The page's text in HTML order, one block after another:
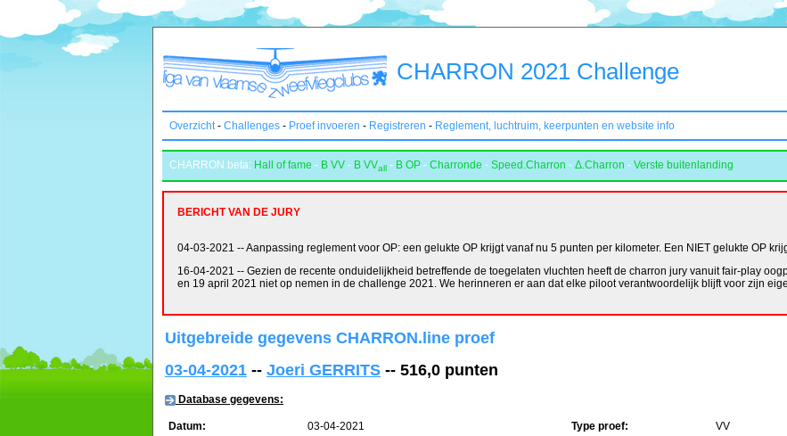
CHARRON 2021 Challenge
Overzicht- Challenges - Proef invoeren - Registreren - Reglement, luchtruim, keerpunten en website info
CHARRON.beta: Hall of fame - B VV - B VVall - B OP - Charronde - Speed.Charron - Δ.Charron - Verste buitenlanding
BERICHT VAN DE JURY
04-03-2021 -- Aanpassing reglement voor OP: een gelukte OP krijgt vanaf nu 5 punten per kilometer. Een NIET gelukte OP
16-04-2021 -- Gezien de recente onduidelijkheid betreffende de toegelaten vluchten heeft de charron jury vanuit fair-play
en 19 april 2021 niet op nemen in de challenge 2021. We herinneren er aan dat elke piloot verantwoordelijk blijft voor zijn
Uitgebreide gegevens CHARRON.line proef
03-04-2021 -- Joeri GERRITS -- 516,0 punten
Database gegevens:
Datum: 03-04-2021 Type proef:
VV